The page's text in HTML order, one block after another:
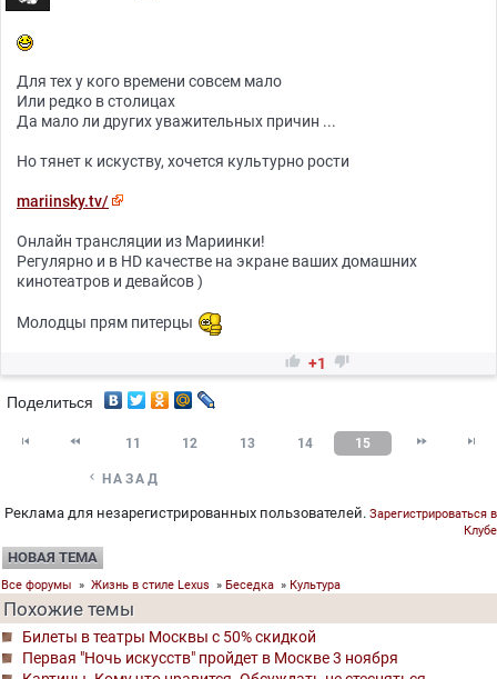
Для тех у кого времени совсем мало
Или редко в столицах
Да мало ли других уважительных причин ...
Но тянет к искуству, хочется культурно рости
mariinsky.tv/
Онлайн трансляции из Мариинки!
Регулярно и в HD качестве на экране ваших домашних
кинотеатров и девайсов )
Молодцы прям питерцы
 +1 
Поделиться
  11 12 13 14 15  
 НАЗАД
Реклама для незарегистрированных пользователей. Зарегистрироваться в
Клубе
НОВАЯ ТЕМА
Все форумы » Жизнь в стиле Lexus » Беседка » Культура
Похожие темы
Билеты в театры Москвы с 50% скидкой
Первая "Ночь искусств" пройдет в Москве 3 ноября